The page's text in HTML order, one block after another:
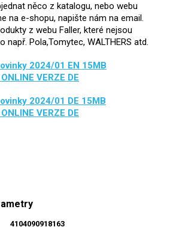
něco z katalogu, nebo webu
na e-shopu, napište nám na email.
z webu Faller, které nejsou
např. Pola,Tomytec, WALTHERS atd.
2024/01 EN 15MB
VERZE DE
2024/01 DE 15MB
VERZE DE
4104090918163